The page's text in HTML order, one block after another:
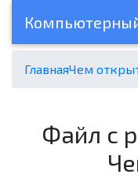
ГлавнаяЧем
Файл с